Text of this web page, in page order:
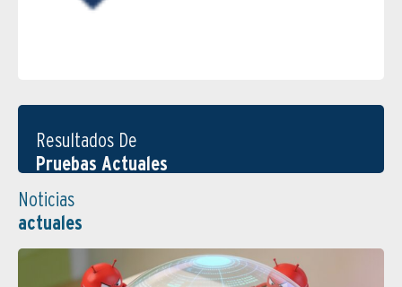
Resultados De
Pruebas Actuales
Noticias
actuales